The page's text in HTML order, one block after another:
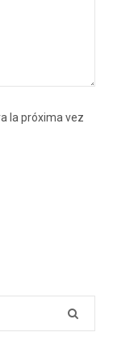
la próxima vez